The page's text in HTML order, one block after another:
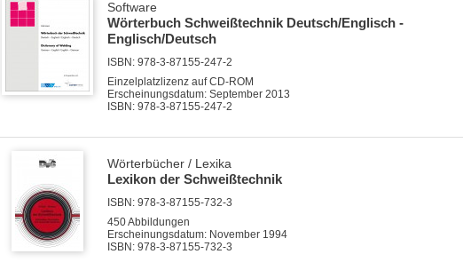
Software
Wörterbuch Schweißtechnik Deutsch/Englisch -
Englisch/Deutsch
ISBN: 978-3-87155-247-2
Einzelplatzlizenz auf CD-ROM
Erscheinungsdatum: September 2013
ISBN: 978-3-87155-247-2
Wörterbücher / Lexika
Lexikon der Schweißtechnik
ISBN: 978-3-87155-732-3
450 Abbildungen
Erscheinungsdatum: November 1994
ISBN: 978-3-87155-732-3